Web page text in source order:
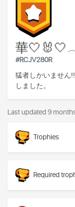
華‎
#RCJV280R
猛者しかいません
しました。
Last updated 9
Trophies
Required